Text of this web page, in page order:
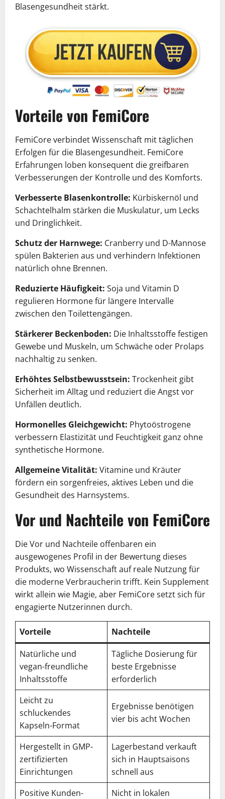
Blasengesundheit stärkt.
Vorteile von FemiCore
FemiCore verbindet Wissenschaft mit täglichen
Erfolgen für die Blasengesundheit. FemiCore
Erfahrungen loben konsequent die greifbaren
Verbesserungen der Kontrolle und des Komforts.
Verbesserte Blasenkontrolle: Kürbiskernöl und
Schachtelhalm stärken die Muskulatur, um Lecks
und Dringlichkeit.
Schutz der Harnwege: Cranberry und D-Mannose
spülen Bakterien aus und verhindern Infektionen
natürlich ohne Brennen.
Reduzierte Häufigkeit: Soja und Vitamin D
regulieren Hormone für längere Intervalle
zwischen den Toilettengängen.
Stärkerer Beckenboden: Die Inhaltsstoffe festigen
Gewebe und Muskeln, um Schwäche oder Prolaps
nachhaltig zu senken.
Erhöhtes Selbstbewusstsein: Trockenheit gibt
Sicherheit im Alltag und reduziert die Angst vor
Unfällen deutlich.
Hormonelles Gleichgewicht: Phytoöstrogene
verbessern Elastizität und Feuchtigkeit ganz ohne
synthetische Hormone.
Allgemeine Vitalität: Vitamine und Kräuter
fördern ein sorgenfreies, aktives Leben und die
Gesundheit des Harnsystems.
Vor und Nachteile von FemiCore
Die Vor und Nachteile offenbaren ein
ausgewogenes Profil in der Bewertung dieses
Produkts, wo Wissenschaft auf reale Nutzung für
die moderne Verbraucherin trifft. Kein Supplement
wirkt allein wie Magie, aber FemiCore setzt sich für
engagierte Nutzerinnen durch.
Vorteile
Nachteile
Natürliche und
vegan-freundliche
Inhaltsstoffe
Tägliche Dosierung für
beste Ergebnisse
erforderlich
Leicht zu
schluckendes
Kapseln-Format
Ergebnisse benötigen
vier bis acht Wochen
Hergestellt in GMP-
zertifizierten
Einrichtungen
Lagerbestand verkauft
sich in Hauptsaisons
schnell aus
Positive Kunden-
Nicht in lokalen